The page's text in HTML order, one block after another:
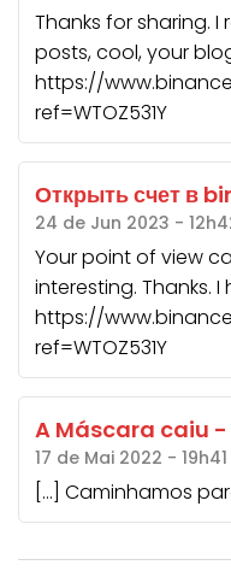
Thanks for sharing.
posts, cool, your
https://
ref=WTOZ531Y
Открыть счет в
24 de Jun 2023 -
Your point of view
interesting. Thanks.
https://
ref=WTOZ531Y
A Máscara caiu
17 de Mai 2022 - 19h41
[…] Caminhamos